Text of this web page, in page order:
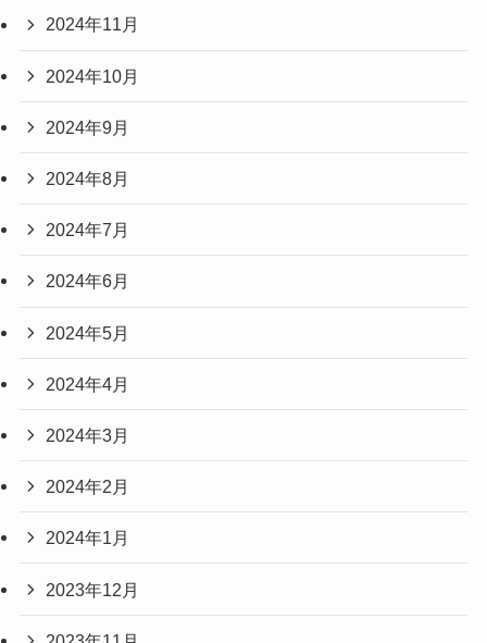
2024年11月
2024年10月
2024年9月
2024年8月
2024年7月
2024年6月
2024年5月
2024年4月
2024年3月
2024年2月
2024年1月
2023年12月